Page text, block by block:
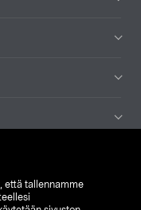
että tallennamme